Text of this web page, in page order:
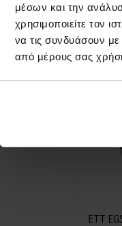
μέσων και την
χρησιμοποιείτε τον
να τις συνδυάσουν
από μέρους σας
(+212)
στις
ETT